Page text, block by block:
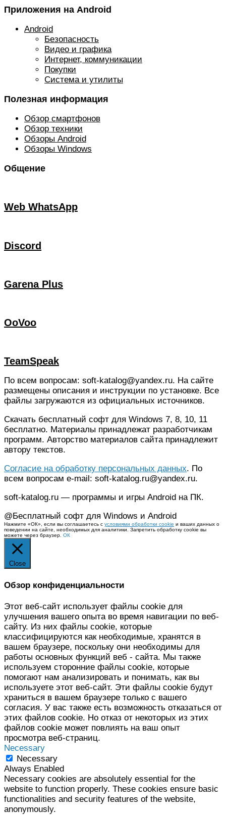
Приложения на Android
Android
Безопасность
Видео и графика
Интернет, коммуникации
Покупки
Система и утилиты
Полезная информация
Обзор смартфонов
Обзор техники
Обзоры Android
Обзоры Windows
Общение
Web WhatsApp
Discord
Garena Plus
OoVoo
TeamSpeak
По всем вопросам: soft-katalog@yandex.ru. На сайте
размещены описания и инструкции по установке. Все
файлы загружаются из официальных источников.
Скачать бесплатный софт для Windows 7, 8, 10, 11
бесплатно. Материалы принадлежат разработчикам
программ. Авторство материалов сайта принадлежит
автору текстов.
Согласие на обработку персональных данных. По
всем вопросам e-mail: soft-katalog.ru@yandex.ru.
soft-katalog.ru — программы и игры Android на ПК.
@Бесплатный софт для Windows и Android
Нажмите «ОК», если вы соглашаетесь с условиями обработки cookie и ваших данных о
поведении на сайте, необходимых для аналитики. Запретить обработку cookie вы
можете через браузер. ОК
Close
Обзор конфиденциальности
Этот веб-сайт использует файлы cookie для
улучшения вашего опыта во время навигации по веб-
сайту. Из них файлы cookie, которые
классифицируются как необходимые, хранятся в
вашем браузере, поскольку они необходимы для
работы основных функций веб - сайта. Мы также
используем сторонние файлы cookie, которые
помогают нам анализировать и понимать, как вы
используете этот веб-сайт. Эти файлы cookie будут
храниться в вашем браузере только с вашего
согласия. У вас также есть возможность отказаться от
этих файлов cookie. Но отказ от некоторых из этих
файлов cookie может повлиять на ваш опыт
просмотра веб-страниц.
Necessary
Necessary
Always Enabled
Necessary cookies are absolutely essential for the
website to function properly. These cookies ensure basic
functionalities and security features of the website,
anonymously.